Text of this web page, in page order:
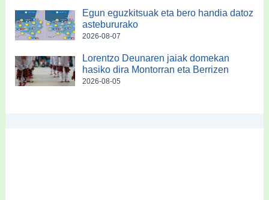
Egun eguzkitsuak eta bero handia datoz
astebururako
2026-08-07
Lorentzo Deunaren jaiak domekan
hasiko dira Montorran eta Berrizen
2026-08-05